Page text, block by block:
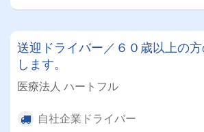
送迎ドライバー／６０歳以上の
します。
医療法人 ハートフル
自社企業ドライバー